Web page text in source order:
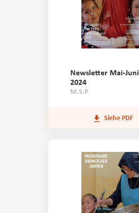
Newsletter Mai-Juni
2024
M.S.P
Siehe PDF